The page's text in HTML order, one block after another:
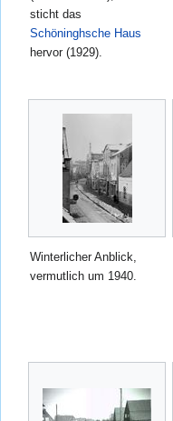
sticht das
Schöninghsche Haus
hervor (1929).
Winterlicher Anblick,
vermutlich um 1940.